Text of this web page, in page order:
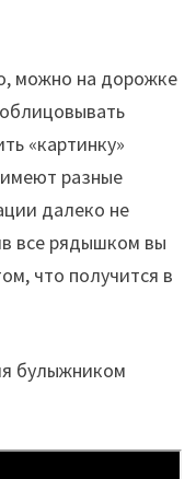
можно на дорожке
«картинку»
разные
далеко не
все рядышком вы
что получится в
булыжником